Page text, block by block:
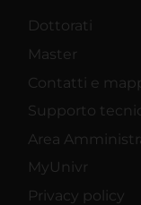
Dottorati
Master
Contatti e
Supporto
Area
MyUnivr
Privacy policy